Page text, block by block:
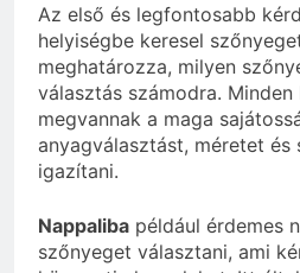
Az első és legfontosabb
helyiségbe keresel
meghatározza, milyen
választás számodra. Minden
megvannak a maga
anyagválasztást, méretet és
igazítani.
Nappaliba például érdemes
szőnyeget választani, ami